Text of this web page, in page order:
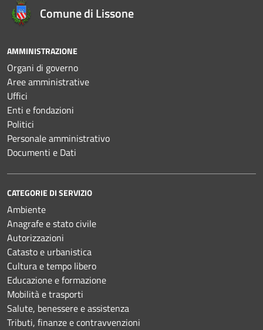
Comune di Lissone
AMMINISTRAZIONE
Organi di governo
Aree amministrative
Uffici
Enti e fondazioni
Politici
Personale amministrativo
Documenti e Dati
CATEGORIE DI SERVIZIO
Ambiente
Anagrafe e stato civile
Autorizzazioni
Catasto e urbanistica
Cultura e tempo libero
Educazione e formazione
Mobilità e trasporti
Salute, benessere e assistenza
Tributi, finanze e contravvenzioni